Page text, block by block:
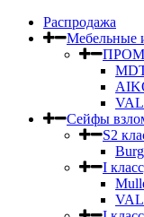
Распродажа
Мебельные
Сейфы
S2
I